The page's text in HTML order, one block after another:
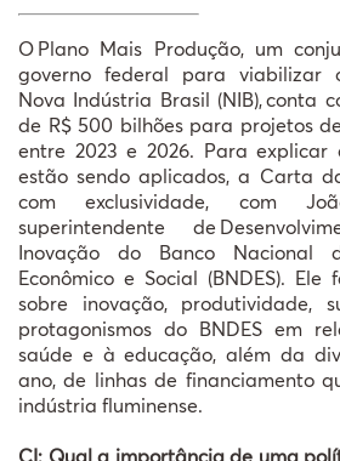
O Plano Mais Produção, um
governo federal para viabilizar
Nova Indústria Brasil (NIB), conta
de R$ 500 bilhões para projetos
entre 2023 e 2026. Para explicar
estão sendo aplicados, a Carta
com exclusividade, com
superintendente de
Inovação do Banco Nacional
Econômico e Social (BNDES).
sobre inovação, produtividade,
protagonismos do BNDES em
saúde e à educação, além da
ano, de linhas de financiamento
indústria fluminense.